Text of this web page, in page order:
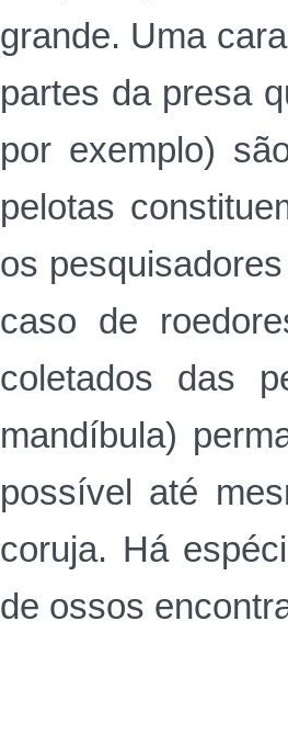
grande. Uma
partes da presa
por exemplo)
pelotas
os
caso de
coletados das
mandíbula)
possível até
coruja. Há
de ossos